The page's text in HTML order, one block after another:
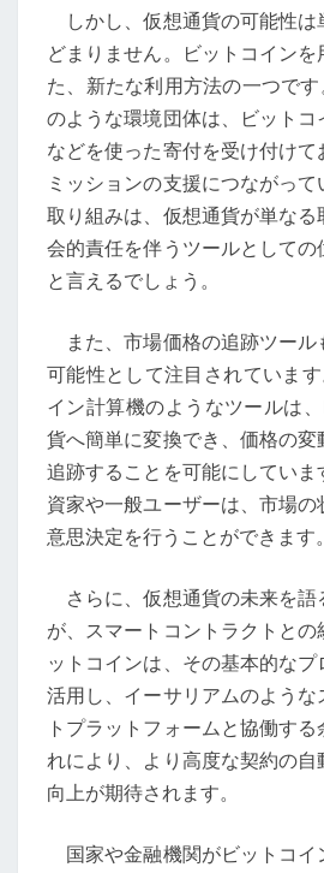
法、
市
場
価
格
追
跡
ツ
が
提
示
す
る
暗
号
資
の
未
来
しかし、仮想通貨の可能性は
どまりません。ビットコインを
た、新たな利用方法の一つで
のような環境団体は、ビット
などを使った寄付を受け付け
ミッションの支援につながっ
取り組みは、仮想通貨が単な
会的責任を伴うツールとして
と言えるでしょう。
また、市場価格の追跡ツール
可能性として注目されていま
イン計算機のようなツールは、
貨へ簡単に変換でき、価格の
追跡することを可能にしてい
資家や一般ユーザーは、市場
意思決定を行うことができます。
さらに、仮想通貨の未来を語
が、スマートコントラクトと
ットコインは、その基本的な
活用し、イーサリアムのような
トプラットフォームと協働す
れにより、より高度な契約の
向上が期待されます。
国家や金融機関がビットコイ